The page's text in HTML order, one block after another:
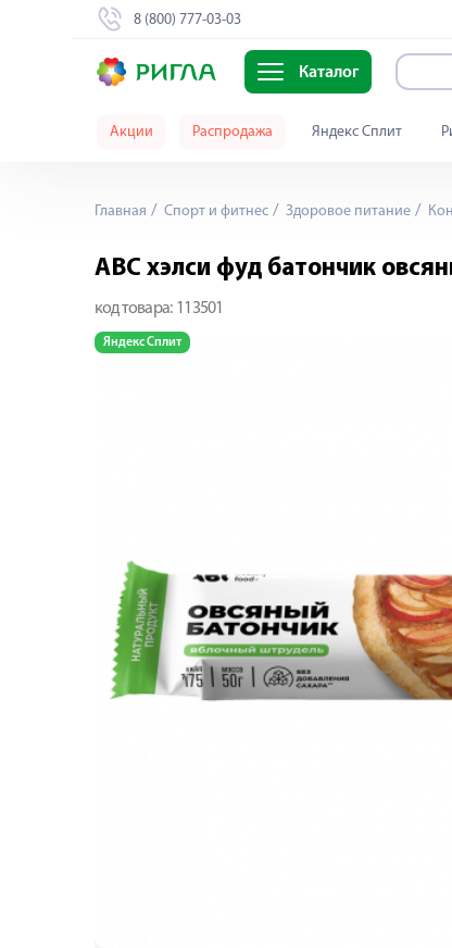
8 (800) 777-03-03
Каталог
Акции Распродажа Яндекс Сплит
Главная Спорт и фитнес Здоровое питание
АВС хэлси фуд батончик
код товара: 113501
Яндекс Сплит